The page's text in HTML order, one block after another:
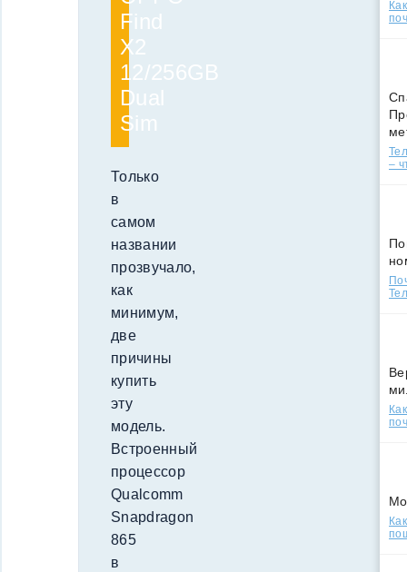
Find
X2
12/256GB
Dual
Sim
Только
в
самом
названии
прозвучало,
как
минимум,
две
причины
купить
эту
модель.
Встроенный
процессор
Qualcomm
Snapdragon
865
в
–